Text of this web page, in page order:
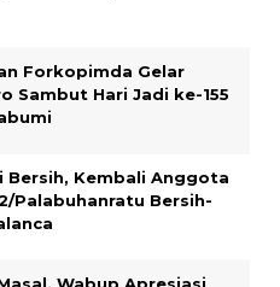
Forkopimda Gelar
Sambut Hari Jadi ke-155
Bersih, Kembali Anggota
Palabuhanratu Bersih-